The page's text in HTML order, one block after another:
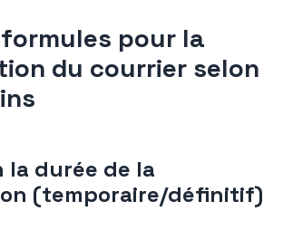
pour la
du courrier selon
la durée de la
(temporaire/définitif)